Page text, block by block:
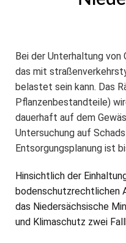
Bei der Unterhaltung von
das mit
belastet sein kann. Das
Pflanzenbestandteile)
dauerhaft auf dem
Untersuchung auf
Entsorgungsplanung ist
Hinsichtlich der
bodenschutzrechtlichen
das Niedersächsische
und Klimaschutz zwei